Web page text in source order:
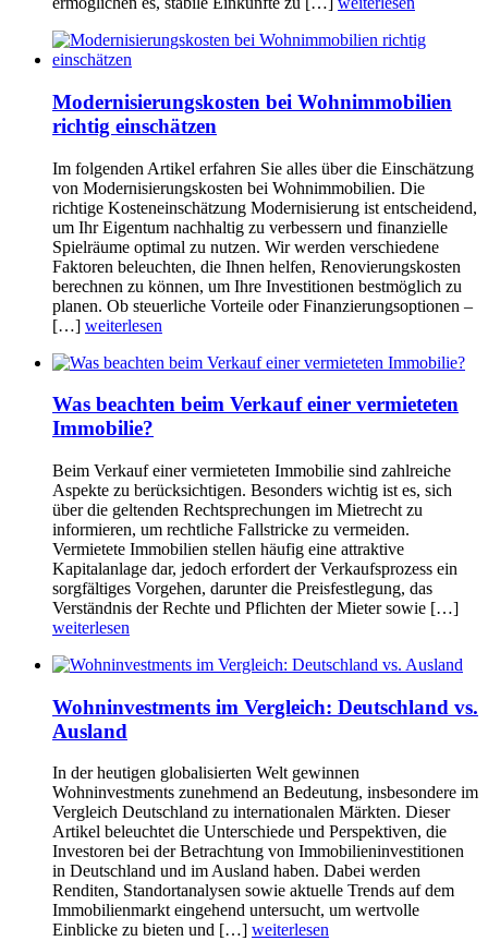
Modernisierungskosten bei Wohnimmobilien
richtig einschätzen
Im folgenden Artikel erfahren Sie alles über die Einschätzung
von Modernisierungskosten bei Wohnimmobilien. Die
richtige Kosteneinschätzung Modernisierung ist entscheidend,
um Ihr Eigentum nachhaltig zu verbessern und finanzielle
Spielräume optimal zu nutzen. Wir werden verschiedene
Faktoren beleuchten, die Ihnen helfen, Renovierungskosten
berechnen zu können, um Ihre Investitionen bestmöglich zu
planen. Ob steuerliche Vorteile oder Finanzierungsoptionen –
[…] weiterlesen
Was beachten beim Verkauf einer vermieteten
Immobilie?
Beim Verkauf einer vermieteten Immobilie sind zahlreiche
Aspekte zu berücksichtigen. Besonders wichtig ist es, sich
über die geltenden Rechtsprechungen im Mietrecht zu
informieren, um rechtliche Fallstricke zu vermeiden.
Vermietete Immobilien stellen häufig eine attraktive
Kapitalanlage dar, jedoch erfordert der Verkaufsprozess ein
sorgfältiges Vorgehen, darunter die Preisfestlegung, das
Verständnis der Rechte und Pflichten der Mieter sowie […]
weiterlesen
Wohninvestments im Vergleich: Deutschland vs.
Ausland
In der heutigen globalisierten Welt gewinnen
Wohninvestments zunehmend an Bedeutung, insbesondere im
Vergleich Deutschland zu internationalen Märkten. Dieser
Artikel beleuchtet die Unterschiede und Perspektiven, die
Investoren bei der Betrachtung von Immobilieninvestitionen
in Deutschland und im Ausland haben. Dabei werden
Renditen, Standortanalysen sowie aktuelle Trends auf dem
Immobilienmarkt eingehend untersucht, um wertvolle
Einblicke zu bieten und […] weiterlesen